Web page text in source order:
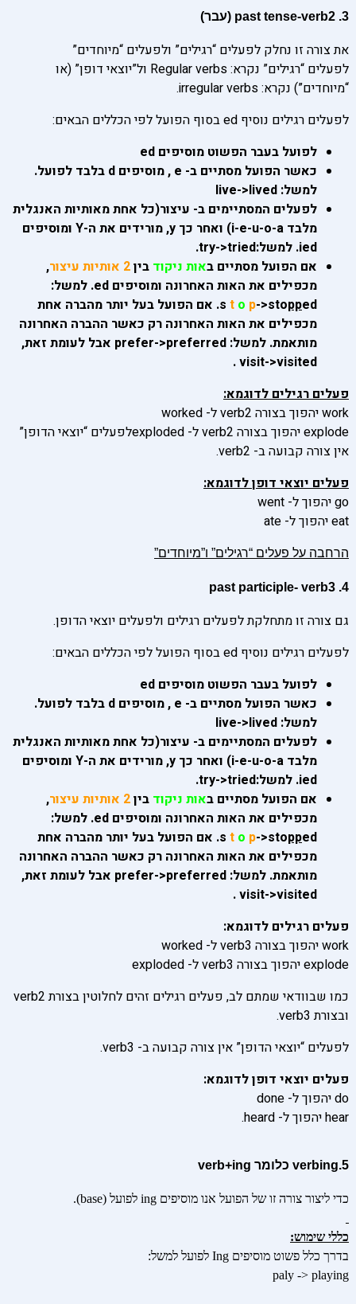
3. past tense-verb2 (עבר)
את צורה זו נחלק לפעלים “רגילים” ולפעלים “מיוחדים”
לפעלים “רגילים” נקרא: Regular verbs ול”יוצאי דופן” (או
“מיוחדים”) נקרא: irregular verbs.
לפעלים רגילים נוסיף ed בסוף הפועל לפי הכללים הבאים:
לפועל בעבר הפשוט מוסיפים ed
כאשר הפועל מסתיים ב- e , מוסיפים d בלבד לפועל.
למשל: live->lived
לפעלים המסתיימים ב- עיצור(כל אחת מאותיות האנגלית
מלבד i-e-u-o-a) ואחר כך y, מורידים את ה-Y ומוסיפים
ied. למשל:try->tried.
אם הפועל מסתיים באות ניקוד בין2 אותיות עיצור
,
מכפילים את האות האחרונה ומוסיפים ed. למשל:
s t o p->stopp
ed. אם הפועל בעל יותר מהברה אחת
מכפילים את האות האחרונה רק כאשר ההברה האחרונה
מותאמת. למשל: prefer->preferred אבל לעומת זאת,
visit->visited .
פעלים רגילים לדוגמא:
work יהפוך בצורה verb2 ל- worked
explode יהפוך בצורה verb2 ל- explodedלפעלים “יוצאי הדופן”
אין צורה קבועה ב- verb2.
פעלים יוצאי דופן לדוגמא:
go יהפוך ל- went
eat יהפוך ל- ate
הרחבה על פעלים “רגילים” ו”מיוחדים”
4. past participle- verb3
גם צורה זו מתחלקת לפעלים רגילים ולפעלים יוצאי הדופן.
לפעלים רגילים נוסיף ed בסוף הפועל לפי הכללים הבאים:
לפועל בעבר הפשוט מוסיפים ed
כאשר הפועל מסתיים ב- e , מוסיפים d בלבד לפועל.
למשל: live->lived
לפעלים המסתיימים ב- עיצור(כל אחת מאותיות האנגלית
מלבד i-e-u-o-a) ואחר כך y, מורידים את ה-Y ומוסיפים
ied. למשל:try->tried.
אם הפועל מסתיים באות ניקוד בין2 אותיות עיצור
,
מכפילים את האות האחרונה ומוסיפים ed. למשל:
s t o p->stopp
ed. אם הפועל בעל יותר מהברה אחת
מכפילים את האות האחרונה רק כאשר ההברה האחרונה
מותאמת. למשל: prefer->preferred אבל לעומת זאת,
visit->visited .
פעלים רגילים לדוגמא:
work יהפוך בצורה verb3 ל- worked
explode יהפוך בצורה verb3 ל- exploded
כמו שבוודאי שמתם לב, פעלים רגילים זהים לחלוטין בצורת verb2
ובצורת verb3.
לפעלים “יוצאי הדופן” אין צורה קבועה ב- verb3.
פעלים יוצאי דופן לדוגמא:
do יהפוך ל- done
hear יהפוך ל- heard.
5. verbing כלומר verb+ing
כדי ליצור צורה זו של הפועל אנו מוסיפים ing לפועל (base).
כללי שימוש:
בדרך כלל פשוט מוסיפים Ing לפועל למשל:
paly -> playing